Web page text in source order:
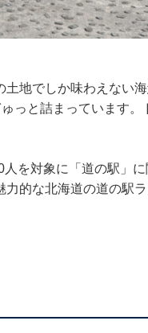
地でしか味わえない
っと詰まっています。
を対象に「道の駅」
的な北海道の道の駅